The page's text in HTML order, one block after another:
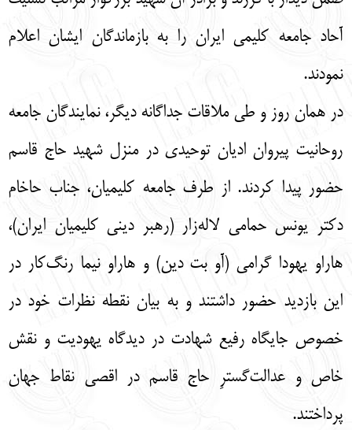
آحاد جامعه کلیمی ایران را به بازماندگان ایشان اعلام
نمودند.
در همان روز و طی ملاقات جداگانه دیگر، نمایندگان جامعه
روحانیت پیروان ادیان توحیدی در منزل شهید حاج قاسم
حضور پیدا کردند. از طرف جامعه کلیمیان، جناب حاخام
دکتر یونس حمامی لاله‌زار (رهبر دینی کلیمیان ایران)،
هاراو یهودا گرامی (آو بت دین) و هاراو نیما رنگ‌کار در
این بازدید حضور داشتند و به بیان نقطه نظرات خود در
خصوص جایگاه رفیع شهادت در دیدگاه یهودیت و نقش
خاص و عدالت‌گسترِ حاج قاسم در اقصی نقاط جهان
پرداختند.